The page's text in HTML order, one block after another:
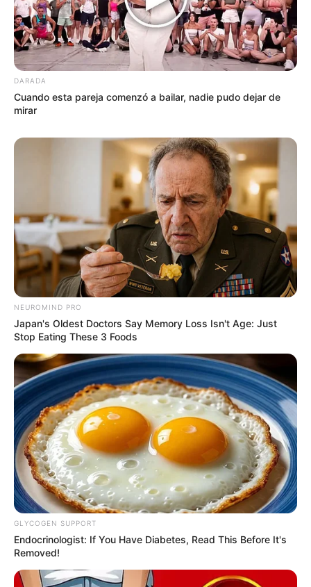
DARADA
Cuando esta pareja comenzó a bailar, nadie pudo dejar de
mirar
NEUROMIND PRO
Japan's Oldest Doctors Say Memory Loss Isn't Age: Just
Stop Eating These 3 Foods
GLYCOGEN SUPPORT
Endocrinologist: If You Have Diabetes, Read This Before It's
Removed!